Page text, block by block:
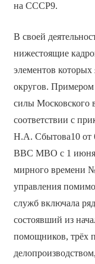
на СССР9.
В своей
нижестоящие
элементов
округов.
силы
соответствии с
Н.А. Сбытова10 от
ВВС МВО с 1 июня
мирного времени №
управления
служб включала
состоявший из
помощников, трёх